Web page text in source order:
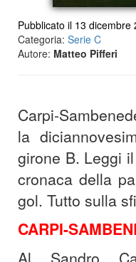
Pubblicato il 13 dicembre
Categoria: Serie C
Autore: Matteo Pifferi
Carpi-
la
girone B. Leggi
cronaca della
gol. Tutto sulla
CARPI-
Al Sandro